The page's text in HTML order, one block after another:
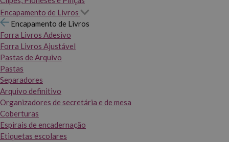
Encapamento de Livros
Encapamento de Livros
Forra Livros Adesivo
Forra Livros Ajustável
Pastas de Arquivo
Pastas
Separadores
Arquivo definitivo
Organizadores de secretária e de mesa
Coberturas
Espirais de encadernação
Etiquetas escolares